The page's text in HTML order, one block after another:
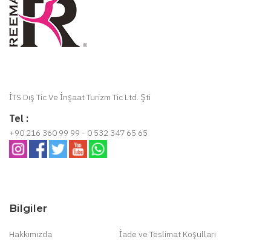
İTS Dış Tic Ve İnşaat Turizm Tic Ltd. Şti
Tel :
+90 216 360 99 99 - 0 532 347 65 65
Bilgiler
Hakkımızda İade ve Teslimat Koşulları